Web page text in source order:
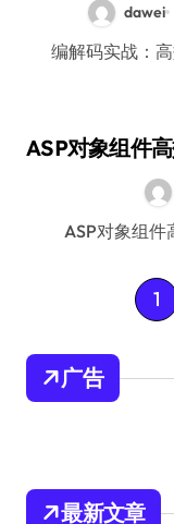
dawei
编解码实战：
ASP对象组件
ASP对象组
文
章
1
广告
最新文章